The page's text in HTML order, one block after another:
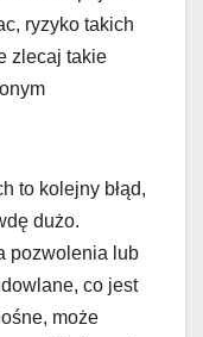
ryzyko takich
zlecaj takie
to kolejny błąd,
dużo.
pozwolenia lub
co jest
może